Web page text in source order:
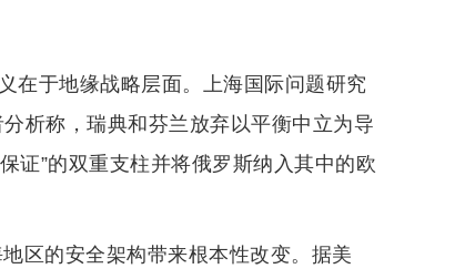
在于地缘战略层面。上海国际问题研究
析称，瑞典和芬兰放弃以平衡中立为导
证”的双重支柱并将俄罗斯纳入其中的欧
区的安全架构带来根本性改变。据美